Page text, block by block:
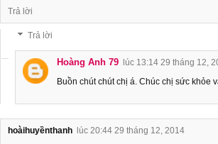
Trả lời
Trả lời
Hoàng Anh 79
lúc 13:14 29 tháng 12,
Buồn chút chút chị á. Chúc chị sức khỏe
hoàihuyềnthanh
lúc 20:44 29 tháng 12, 2014